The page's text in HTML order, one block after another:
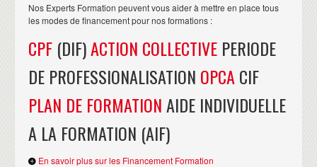
Nos Experts Formation peuvent vous aider à mettre en place tous
les modes de financement pour nos formations :
CPF (DIF)ACTION COLLECTIVE PERIODE
DE PROFESSIONALISATION OPCA CIF
PLAN DE FORMATIONAIDE INDIVIDUELLE
A LA FORMATION (AIF)
En savoir plus sur les Financement Formation